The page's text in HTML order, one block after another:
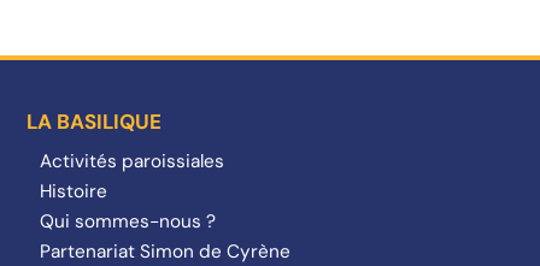
LA BASILIQUE
Activités paroissiales
Histoire
Qui sommes-nous ?
Partenariat Simon de Cyrène